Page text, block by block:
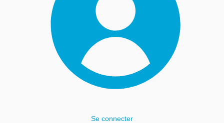
Se connecter